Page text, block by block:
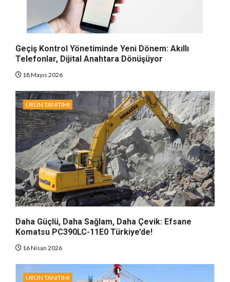
Geçiş Kontrol Yönetiminde Yeni Dönem: Akıllı
Telefonlar, Dijital Anahtara Dönüşüyor
18 Mayıs 2026
ÜRÜN TANITIMI
Daha Güçlü, Daha Sağlam, Daha Çevik: Efsane
Komatsu PC390LC-11E0 Türkiye’de!
16 Nisan 2026
ÜRÜN TANITIMI